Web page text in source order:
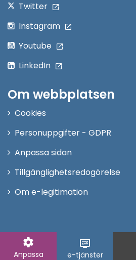
settings
Anpassa
display_settings
e-tjänster
Twitter
Instagram
Youtube
LinkedIn
Om webbplatsen
Cookies
Personuppgifter - GDPR
Anpassa sidan
Tillgänglighetsredogörelse
Om e-legitimation